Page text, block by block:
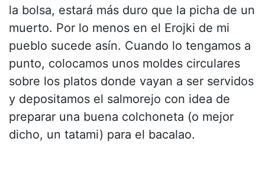
la bolsa, estará más duro que la picha de un
muerto. Por lo menos en el Erojki de mi
pueblo sucede asín. Cuando lo tengamos a
punto, colocamos unos moldes circulares
sobre los platos donde vayan a ser servidos
y depositamos el salmorejo con idea de
preparar una buena colchoneta (o mejor
dicho, un tatami) para el bacalao.